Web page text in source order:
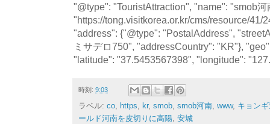
"@type": "TouristAttraction", "name": "smob
"https://tong.visitkorea.or.kr/cms/resource/41/
"address": {"@type": "PostalAddress",
ミサデロ750", "addressCountry": "KR"},
"latitude": "37.5453567398", "longitude":
時刻: 9:03
ラベル: co, https, kr, smob, smob河南, www, キョン
ールド河南を皮切りに高陽, 安城